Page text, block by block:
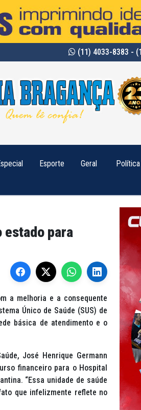
(11) 4033-8383 -
Esporte Geral Política
estado para
a melhoria e a consequente
Único de Saúde (SUS) de
básica de atendimento e o
José Henrique Germann
financeiro para o Hospital
“Essa unidade de saúde
que infelizmente reflete no